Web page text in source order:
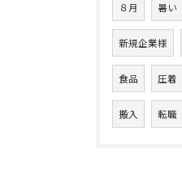
８月 暑い
新規企業様
食品 圧着
搬入 転職